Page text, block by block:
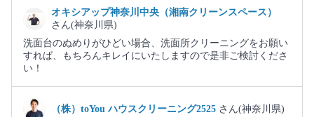
オキシアップ神奈川中央（湘南クリーンスペース）
さん(神奈川県)
洗面台のぬめりがひどい場合、洗面所クリーニングをお願い
すれば、もちろんキレイにいたしますので是非ご検討くださ
い！
（株）toYou ハウスクリーニング2525 さん(神奈川県)